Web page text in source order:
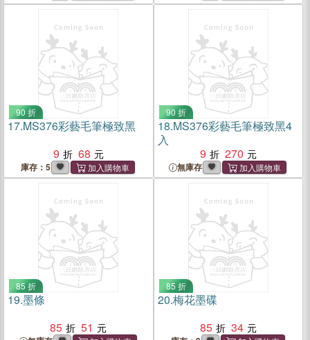
90 折
17.MS376彩藝毛筆極致黑
9
68
庫存：5
90 折
18.MS376彩藝毛筆極致黑4
入
9
270
無庫存
85 折
19.墨條
85
51
85 折
20.梅花墨碟
85
34